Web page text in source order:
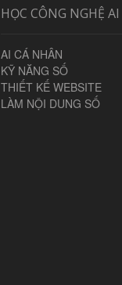
HỌC CÔNG NGHỆ AI
AI CÁ NHÂN
KỸ NĂNG SỐ
THIẾT KẾ WEBSITE
LÀM NỘI DUNG SỐ